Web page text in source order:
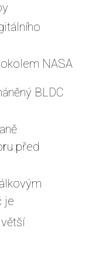
NASA
BLDC
před
je